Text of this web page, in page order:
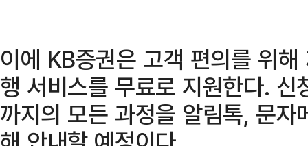
이에 KB증권은 고객 편의를 위
행 서비스를 무료로 지원한다.
까지의 모든 과정을 알림톡, 문